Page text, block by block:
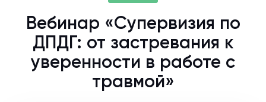
Вебинар «Супервизия по
ДПДГ: от застревания к
уверенности в работе с
травмой»